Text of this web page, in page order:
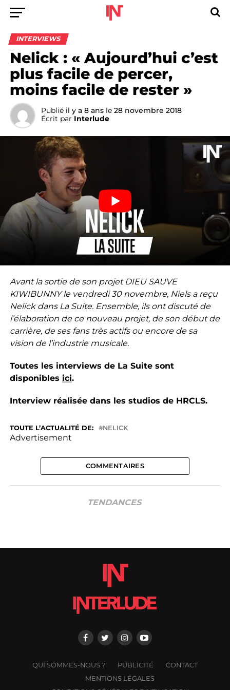
INTERVIEWS
Nelick : « Aujourd’hui c’est
plus facile de percer,
moins facile de rester »
Publié il y a 8 ans le 28 novembre 2018
Écrit par Interlude
Avant la sortie de son projet DIEU SAUVE
KIWIBUNNY le vendredi 30 novembre, Niels a reçu
Nelick dans La Suite. Ensemble, ils ont discuté de
l’élaboration de ce nouveau projet, de son début de
carrière, de ses fans très actifs ou encore de sa
vision de l’industrie musicale.
Toutes les interviews de La Suite sont
disponibles ici.
Interview réalisée dans les studios de HRCLS.
TOUTE L’ACTUALITÉ DE: NELICK
Advertisement
COMMENTAIRES
TENDANCES
QUI SOMMES-NOUS ? PUBLICITÉ
CONTACT
MENTIONS LÉGALES